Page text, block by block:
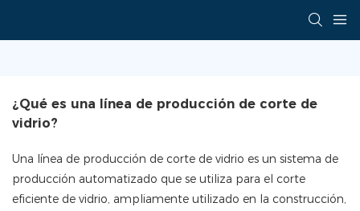
¿Qué es una línea de producción de corte de
vidrio?
Una línea de producción de corte de vidrio es un sistema de
producción automatizado que se utiliza para el corte
eficiente de vidrio, ampliamente utilizado en la construcción,